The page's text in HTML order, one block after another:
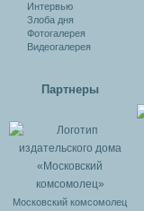
Интервью
Злоба дня
Фотогалерея
Видеогалерея
Партнеры
Московский комсомолец